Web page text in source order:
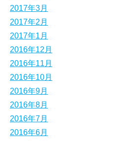
2017年3月
2017年2月
2017年1月
2016年12月
2016年11月
2016年10月
2016年9月
2016年8月
2016年7月
2016年6月